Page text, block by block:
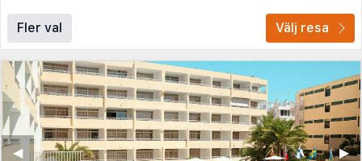
Fler val Välj resa
▶︎
◀︎